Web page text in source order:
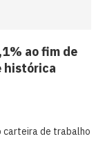
ao fim de
histórica